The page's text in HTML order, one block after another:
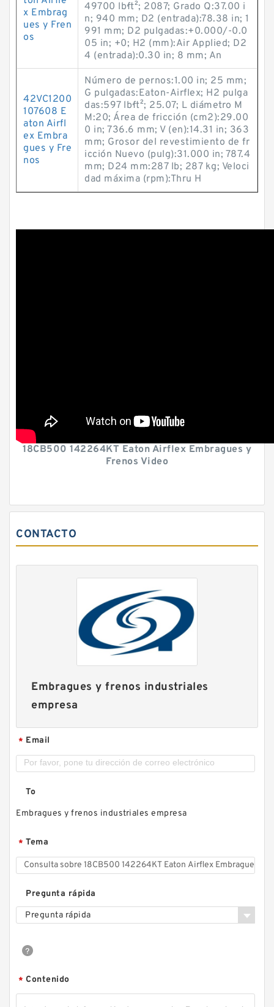
x Embrag
ues y Fren
os
49700 lb·ft²; 2087; Grado Q:37.00 i
n; 940 mm; D2 (entrada):78.38 in; 1
991 mm; D2 pulgadas:+0.000/-0.0
05 in; +0; H2 (mm):Air Applied; D2
4 (entrada):0.30 in; 8 mm; An
42VC1200
107608 E
aton Airfl
ex Embra
gues y Fre
nos
Número de pernos:1.00 in; 25 mm;
G pulgadas:Eaton-Airflex; H2 pulga
das:597 lb·ft²; 25.07; L diámetro M
M:20; Área de fricción (cm2):29.00
0 in; 736.6 mm; V (en):14.31 in; 363
mm; Grosor del revestimiento de fr
icción Nuevo (pulg):31.000 in; 787.4
mm; D24 mm:287 lb; 287 kg; Veloci
dad máxima (rpm):Thru H
18CB500 142264KT Eaton Airflex Embragues y
Frenos Video
CONTACTO
Embragues y frenos industriales
empresa
* Email
To
Embragues y frenos industriales empresa
* Tema
Pregunta rápida
Pregunta rápida
* Contenido